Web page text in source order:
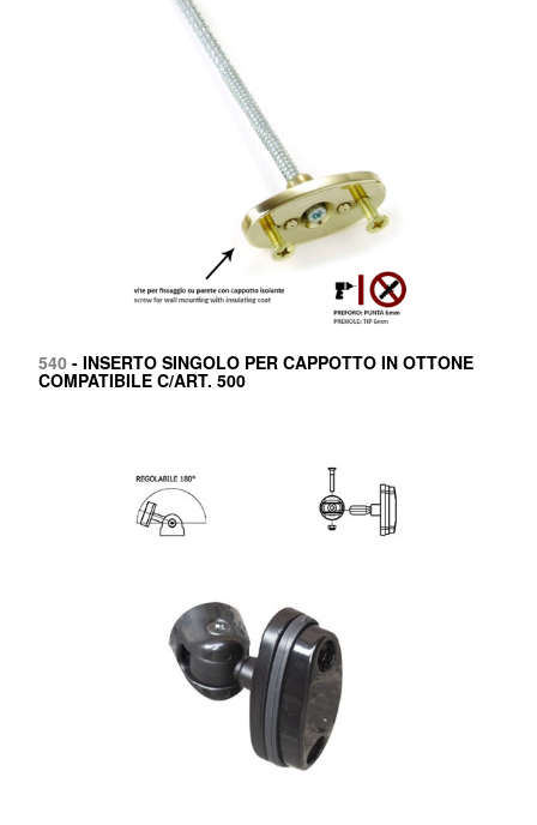
540- INSERTO SINGOLO PER CAPPOTTO IN OTTONE
COMPATIBILE C/ART. 500